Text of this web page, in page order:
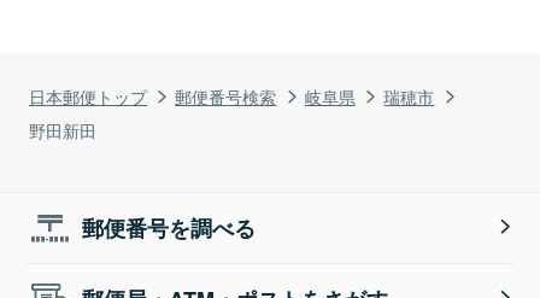
日本郵便トップ 郵便番号検索 岐阜県
瑞穂市
野田新田
郵便番号を調べる